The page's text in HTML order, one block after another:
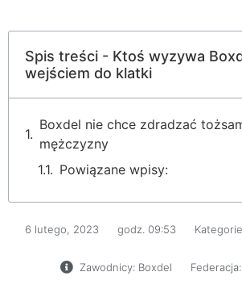
Spis treści - Ktoś wyzywa
wejściem do klatki
Boxdel nie chce zdradzać
mężczyzny
Powiązane wpisy:
6 lutego, 2023 godz. 09:53
Zawodnicy: Boxdel Federacja: